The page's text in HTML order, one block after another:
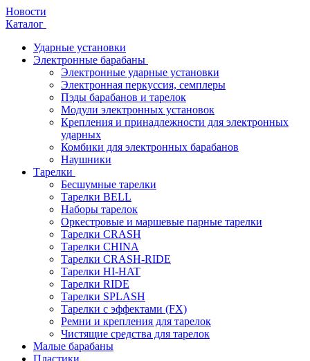
Новости
Каталог
Ударные установки
Электронные барабаны
Электронные ударные установки
Электронная перкуссия, семплеры
Пэды барабанов и тарелок
Модули электронных установок
Крепления и принадлежности для электронных
ударных
Комбики для электронных барабанов
Наушники
Тарелки
Бесшумные тарелки
Тарелки BELL
Наборы тарелок
Оркестровые и маршевые парные тарелки
Тарелки CRASH
Тарелки CHINA
Тарелки CRASH-RIDE
Тарелки HI-HAT
Тарелки RIDE
Тарелки SPLASH
Тарелки с эффектами (FX)
Ремни и крепления для тарелок
Чистящие средства для тарелок
Малые барабаны
Пластики